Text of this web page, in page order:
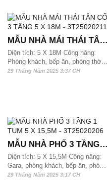
dựng được.
MẪU NHÀ MÁI THÁI TÂN
CỔ 3 TẦNG 5 X 18M -
3T25020211
Diện tích: 5 X 18M Công năng:
Phòng khách, bếp ăn, phòng thờ,
4 phòng ngủ và 5 wc, gara Mẫu
29 Tháng Năm 2025 3:37 CH
MẪU NHÀ PHỐ 3 TẦNG 1
TUM 5 X 15,5M -
3T25020206
Diện tích: 5 X 15,5M Công năng:
Gara, phòng khách, bếp ăn, phòng
thờ, 3 phòng ngủ và 4 wc. Mẫu
29 Tháng Năm 2025 3:17 CH